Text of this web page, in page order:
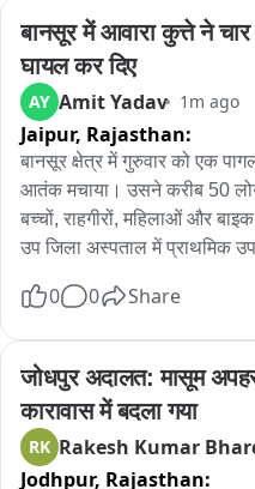
बानसूर में आवारा कुत्ते ने
घायल कर दिए
AY Amit Yadav 1m ago
Jaipur, Rajasthan:
बानसूर क्षेत्र में गुरुवार को एक
आतंक मचाया। उसने करीब 50
बच्चों, राहगीरों, महिलाओं और
उप जिला अस्पताल में प्राथमिक
स्थानीय residents ने शिकायत
के बाद उसे मार गिराया गया।
आवारा कुत्तों पर नियंत्रण के लिए
0 0 Share
जोधपुर अदालत: मासूम
कारावास में बदला गया
RK Rakesh Kumar
Jodhpur, Rajasthan: